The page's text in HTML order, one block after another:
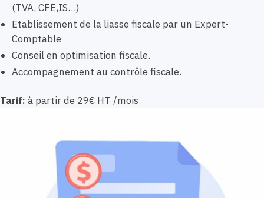
(TVA, CFE,IS…)
Etablissement de la liasse fiscale par un Expert-
Comptable
Conseil en optimisation fiscale.
Accompagnement au contrôle fiscale.
Tarif: à partir de 29€ HT /mois